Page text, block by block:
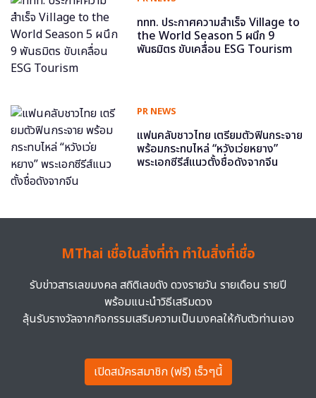
ททท. ประกาศความสำเร็จ Village to
the World Season 5 ผนึก 9
พันธมิตร ขับเคลื่อน ESG Tourism
PR NEWS
แฟนคลับชาวไทย เตรียมตัวฟินกระจาย
พร้อมกระทบไหล่ “หวังเว่ยหยาง”
พระเอกซีรีส์แนวตั้งชื่อดังจากจีน
MThai เชื่อในสิ่งที่ทำ ทำในสิ่งที่เชื่อ
รับข่าวสารเลขมงคล สถิติเลขดัง ดวงรายวัน รายเดือน รายปี
พร้อมแนะนำวิธีเสริมดวง
ลุ้นรับรางวัลจากกิจกรรมเสริมความเป็นมงคลให้กับตัวท่านเอง
เปิดสมัครสมาชิก (ฟรี) เร็วๆนี้